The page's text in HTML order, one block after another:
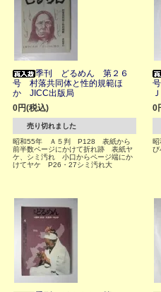
季刊 どるめん 第２６
号 村落共同体と性的規範ほ
か JICC出版局
0円(税込)
売り切れました
昭和55年 Ａ５判 P128 表紙から
前半数ページにかけて折れ跡 表紙ヤ
ケ、シミ汚れ 小口からページ端にか
けてヤケ P26・27シミ汚れ大
0
び